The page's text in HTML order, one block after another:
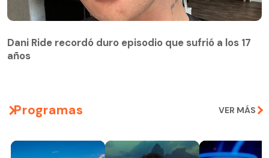
Dani Ride recordó duro episodio que sufrió a los 17
años
Programas VER MÁS